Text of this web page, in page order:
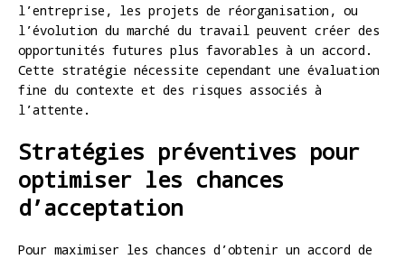
l’entreprise, les projets de réorganisation, ou
l’évolution du marché du travail peuvent créer des
opportunités futures plus favorables à un accord.
Cette stratégie nécessite cependant une évaluation
fine du contexte et des risques associés à
l’attente.
Stratégies préventives pour
optimiser les chances
d’acceptation
Pour maximiser les chances d’obtenir un accord de